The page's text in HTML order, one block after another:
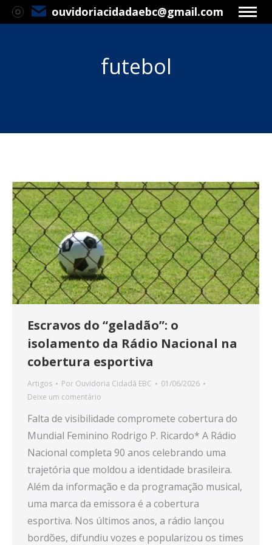
ouvidoriacidadaebc@gmail.com
futebol
Escravos do “geladão”: o
isolamento da Rádio Nacional na
cobertura esportiva
Artigos Por Ouvidoria Cidadã EBC
01/06/2026
Deixe um comentário
Falta de visibilidade compromete cobertura do
Mundial Feminino Rodrigo P. Ricardo* A Rádio
Nacional completa 90 anos celebrando uma
trajetória que moldou a identidade brasileira.
Além da informação e da programação musical,
uma marca da emissora é a cobertura
esportiva. Nos últimos anos, a rádio lançou
bordões, difundiu vozes e popularizou os times